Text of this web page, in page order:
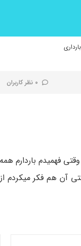
0 نظر کاربران
فهمیدم